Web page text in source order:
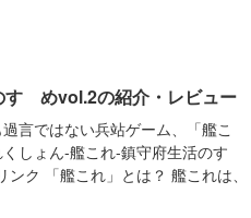
ゝめvol.2の紹介・レビュー
言ではない兵站ゲーム、「艦こ
しょん-艦これ-鎮守府生活のすゝ
ク 「艦これ」とは？ 艦これは、